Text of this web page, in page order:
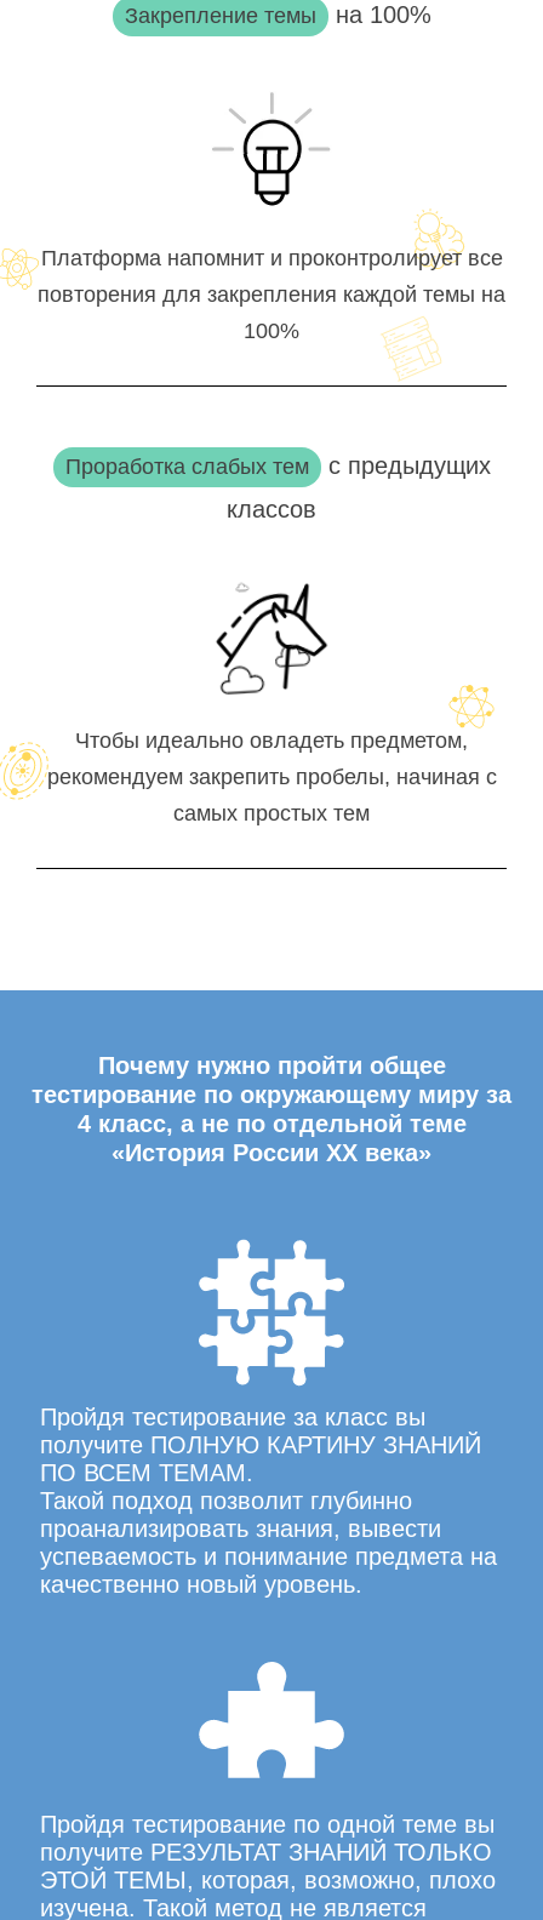
Закрепление темы на 100%
Платформа напомнит и проконтролирует все
повторения для закрепления каждой темы на
100%
Проработка слабых тем с предыдущих
классов
Чтобы идеально овладеть предметом,
рекомендуем закрепить пробелы, начиная с
самых простых тем
Почему нужно пройти общее
тестирование по окружающему миру за
4 класс, а не по отдельной теме
«История России ХХ века»
Пройдя тестирование за класс вы
получите ПОЛНУЮ КАРТИНУ ЗНАНИЙ
ПО ВСЕМ ТЕМАМ.
Такой подход позволит глубинно
проанализировать знания, вывести
успеваемость и понимание предмета на
качественно новый уровень.
Пройдя тестирование по одной теме вы
получите РЕЗУЛЬТАТ ЗНАНИЙ ТОЛЬКО
ЭТОЙ ТЕМЫ, которая, возможно, плохо
изучена. Такой метод не является